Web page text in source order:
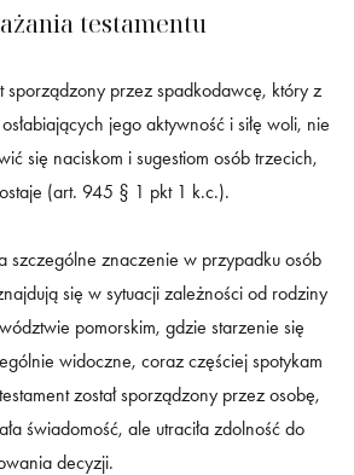
testamentu
sporządzony przez spadkodawcę, który z
jego aktywność i siłę woli, nie
się naciskom i sugestiom osób trzecich,
(art. 945 § 1 pkt 1 k.c.).
szczególne znaczenie w przypadku osób
się w sytuacji zależności od rodziny
pomorskim, gdzie starzenie się
widoczne, coraz częściej spotykam
został sporządzony przez osobę,
świadomość, ale utraciła zdolność do
decyzji.